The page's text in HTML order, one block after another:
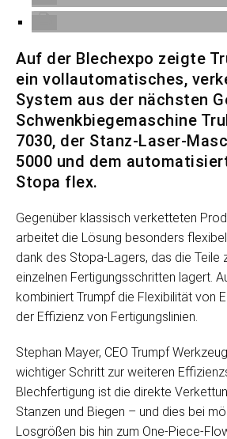
Auf der Blechexpo zeigte
ein vollautomatisches,
System aus der nächsten
Schwenkbiegemaschine
7030, der Stanz-Laser-
5000 und dem
Stopa flex.
Gegenüber klassisch verketteten
arbeitet die Lösung besonders
dank des Stopa-Lagers, das die Teile
einzelnen Fertigungsschritten lagert.
kombiniert Trumpf die Flexibilität von
der Effizienz von Fertigungslinien.
Stephan Mayer, CEO Trumpf
wichtiger Schritt zur weiteren
Blechfertigung ist die direkte
Stanzen und Biegen – und dies bei
Losgrößen bis hin zum One-Piece-